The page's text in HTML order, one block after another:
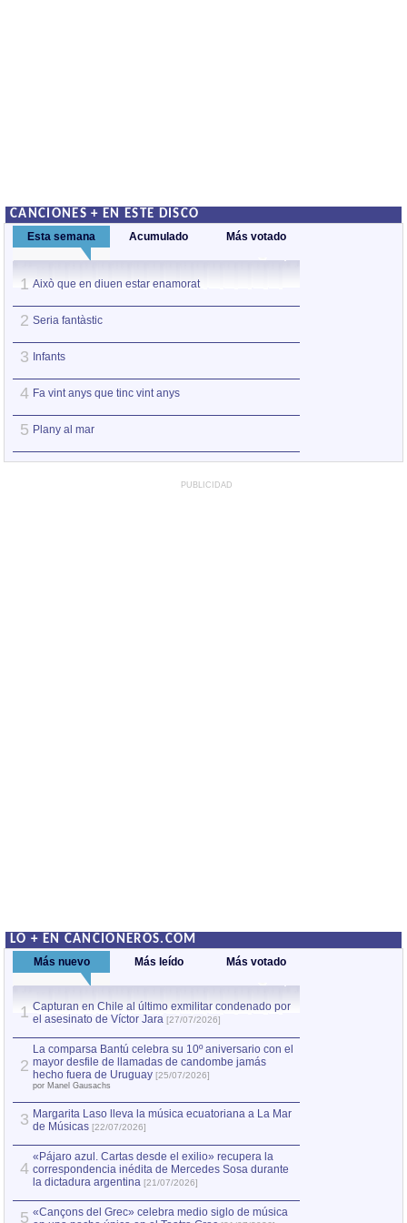
CANCIONES + EN ESTE DISCO
Esta semana Acumulado Más votado
1 Això que en diuen estar enamorat
2 Seria fantàstic
3 Infants
4 Fa vint anys que tinc vint anys
5 Plany al mar
PUBLICIDAD
LO + EN CANCIONEROS.COM
Más nuevo Más leído Más votado
1 Capturan en Chile al último exmilitar condenado por
el asesinato de Víctor Jara [27/07/2026]
2
La comparsa Bantú celebra su 10º aniversario con el
mayor desfile de llamadas de candombe jamás
hecho fuera de Uruguay [25/07/2026]
por Manel Gausachs
3 Margarita Laso lleva la música ecuatoriana a La Mar
de Músicas [22/07/2026]
4
«Pájaro azul. Cartas desde el exilio» recupera la
correspondencia inédita de Mercedes Sosa durante
la dictadura argentina [21/07/2026]
5 «Cançons del Grec» celebra medio siglo de música